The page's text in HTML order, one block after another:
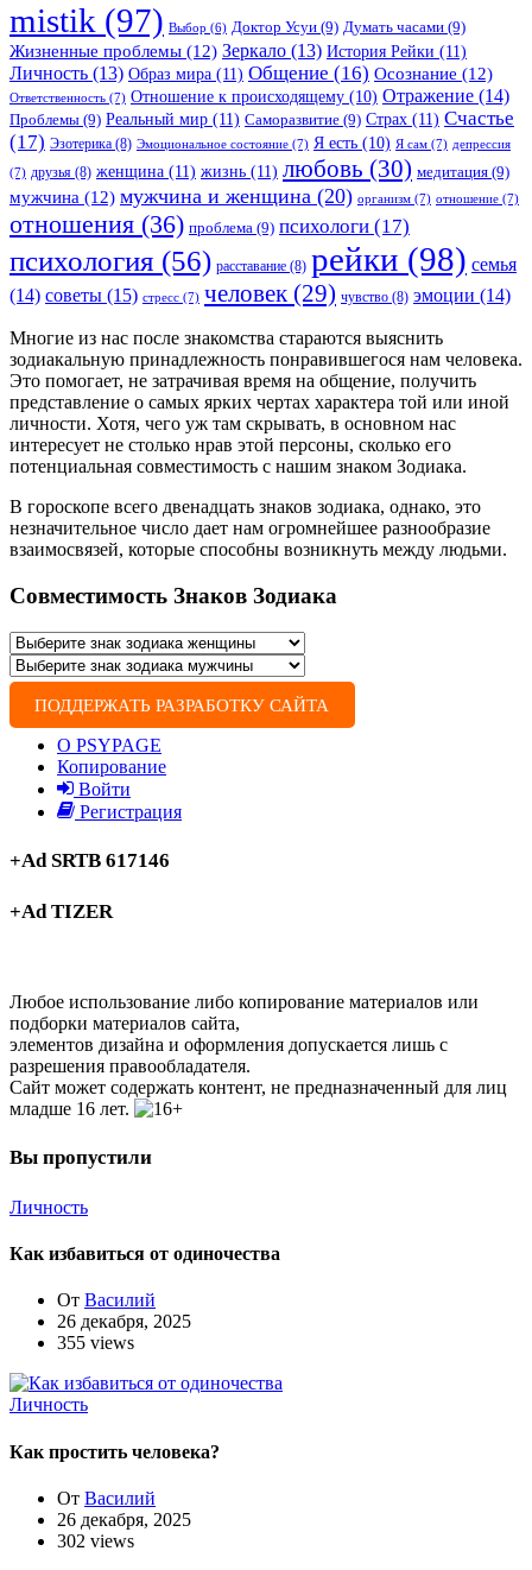
mistik (97) Выбор (6) Доктор Усуи (9) Думать часами (9)
Жизненные проблемы (12) Зеркало (13) История Рейки (11)
Личность (13) Образ мира (11) Общение (16) Осознание (12)
Ответственность (7) Отношение к происходящему (10) Отражение (14)
Проблемы (9) Реальный мир (11) Саморазвитие (9) Страх (11) Счастье
(17) Эзотерика (8) Эмоциональное состояние (7) Я есть (10) Я сам (7) депрессия
(7) друзья (8) женщина (11) жизнь (11) любовь (30) медитация (9)
мужчина (12) мужчина и женщина (20) организм (7) отношение (7)
отношения (36) проблема (9) психологи (17)
психология (56) расставание (8) рейки (98) семья
(14) советы (15) стресс (7) человек(29) чувство (8) эмоции (14)
Многие из нас после знакомства стараются выяснить
зодиакальную принадлежность понравившегося нам человека.
Это помогает, не затрачивая время на общение, получить
представление о самых ярких чертах характера той или иной
личности. Хотя, чего уж там скрывать, в основном нас
интересует не столько нрав этой персоны, сколько его
потенциальная совместимость с нашим знаком Зодиака.
В гороскопе всего двенадцать знаков зодиака, однако, это
незначительное число дает нам огромнейшее разнообразие
взаимосвязей, которые способны возникнуть между людьми.
Совместимость Знаков Зодиака
ПОДДЕРЖАТЬ РАЗРАБОТКУ САЙТА
О PSYPAGE
Копирование
Войти
Регистрация
+Ad SRTB 617146
+Ad TIZER
Любое использование либо копирование материалов или
подборки материалов сайта,
элементов дизайна и оформления допускается лишь с
разрешения правообладателя.
Сайт может содержать контент, не предназначенный для лиц
младше 16 лет.
Вы пропустили
Личность
Как избавиться от одиночества
От Василий
26 декабря, 2025
355 views
Личность
Как простить человека?
От Василий
26 декабря, 2025
302 views